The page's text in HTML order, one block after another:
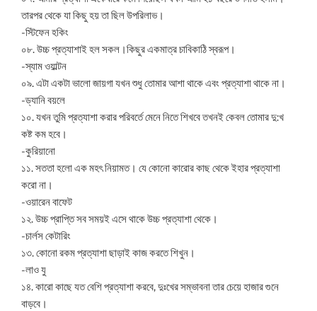
তারপর থেকে যা কিছু হয় তা ছিল উপরিলাভ।
-স্টিফেন হকিং
০৮. উচ্চ প্রত্যাশাই হল সকল।কিছুর একমাত্র চাবিকাঠি স্বরূপ।
-স্যাম ওয়াল্টন
০৯. এটা একটা ভালো জায়গা যখন শুধু তোমার আশা থাকে এবং প্রত্যাশা থাকে না।
-ড্যানি বয়লে
১০. যখন তুমি প্রত্যাশা করার পরিবর্তে মেনে নিতে শিখবে তখনই কেবল তোমার দু:খ
কষ্ট কম হবে।
-কুরিয়ানো
১১. সততা হলো এক মহৎ নিয়ামত। যে কোনো কারোর কাছ থেকে ইহার প্রত্যাশা
করো না।
-ওয়ারেন বাফেট
১২. উচ্চ প্রাপ্তি সব সময়ই এসে থাকে উচ্চ প্রত্যাশা থেকে।
-চার্লস কেটারিং
১৩. কোনো রকম প্রত্যাশা ছাড়াই কাজ করতে শিখুন।
-লাও যু
১৪. কারো কাছে যত বেশি প্রত্যাশা করবে, দুঃখের সম্ভাবনা তার চেয়ে হাজার গুনে
বাড়বে।